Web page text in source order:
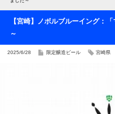
【宮崎】ノボルブルーイング：
～
2025/6/28 限定醸造ビール 宮崎県